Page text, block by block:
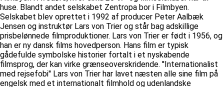
huse. Blandt andet selskabet Zentropa bor i Filmbyen.
Selskabet blev oprettet i 1992 af producer Peter Aalbæk
Jensen og instruktør Lars von Trier og står bag adskillige
prisbelønnede filmproduktioner. Lars von Trier er født i 1956, og
han er ny dansk films hovedperson. Hans film er typisk
gådefulde symbolske historier fortalt i et nyskabende
filmsprog, der kan virke grænseoverskridende. ''Internationalist
med rejsefobi'' Lars von Trier har lavet næsten alle sine film på
engelsk med et internationalt filmhold og udenlandske